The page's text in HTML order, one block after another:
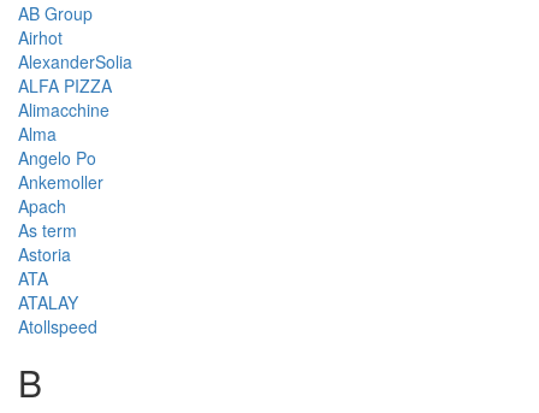
AB Group
Airhot
AlexanderSolia
ALFA PIZZA
Alimacchine
Alma
Angelo Po
Ankemoller
Apach
As term
Astoria
ATA
ATALAY
Atollspeed
B